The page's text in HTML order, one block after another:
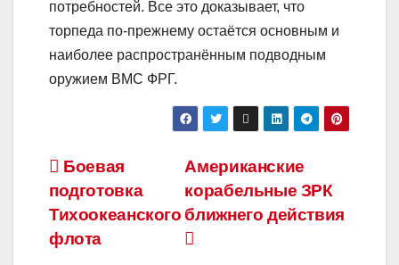
потребностей. Все это доказывает, что
торпеда по-прежнему остаётся основным и
наиболее распространённым подводным
оружием ВМС ФРГ.
Навигация
по
записям
Американские
корабельные ЗРК
ближнего действия
Боевая
подготовка
Тихоокеанского
флота